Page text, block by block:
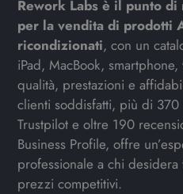
Rework Labs è il punto
per la vendita di prodotti
ricondizionati, con un
iPad, MacBook,
qualità, prestazioni e
clienti soddisfatti, più di 370
Trustpilot e oltre 190
Business Profile, offre
professionale a chi
prezzi competitivi.